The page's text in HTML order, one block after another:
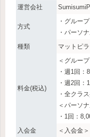
運営会社
方式
・グループ
・パーソ
種類
マットピ
料金(税込)
＜グルー
・週1回：
・週2回：
・全クラ
＜パーソ
・1回：
入会金
＜入会金＞